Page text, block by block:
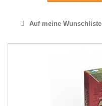
Auf meine Wunschliste